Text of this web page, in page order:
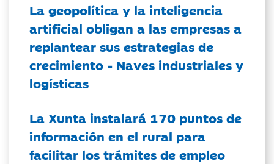
La geopolítica y la inteligencia
artificial obligan a las empresas a
replantear sus estrategias de
crecimiento - Naves industriales y
logísticas
La Xunta instalará 170 puntos de
información en el rural para
facilitar los trámites de empleo